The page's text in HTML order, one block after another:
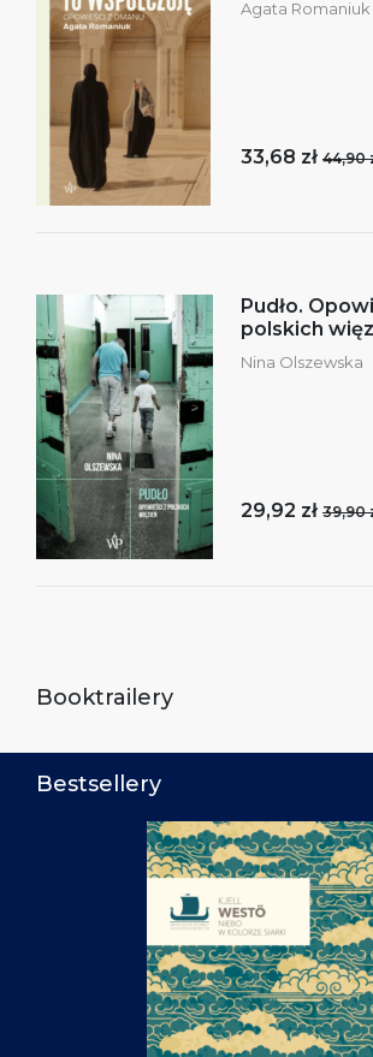
Agata Romaniuk
33,68 zł 44,90
Pudło.
polskich
Nina Olszewska
29,92 zł 39,90
Booktrailery
Bestsellery